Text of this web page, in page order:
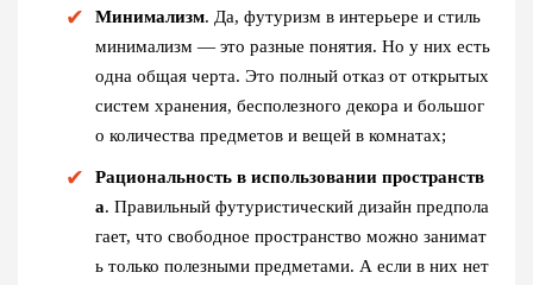
Минимализм. Да, футуризм в интерьере и стиль
минимализм — это разные понятия. Но у них есть
одна общая черта. Это полный отказ от открытых
систем хранения, бесполезного декора и большог
о количества предметов и вещей в комнатах;
Рациональность в использовании пространств
а. Правильный футуристический дизайн предпола
гает, что свободное пространство можно занимат
ь только полезными предметами. А если в них нет